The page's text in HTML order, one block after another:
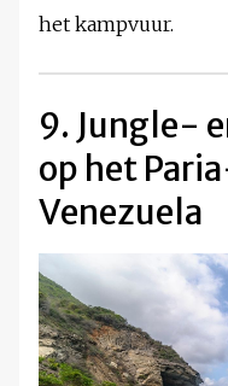
het kampvuur.
9. Jungle-
op het
Venezuela